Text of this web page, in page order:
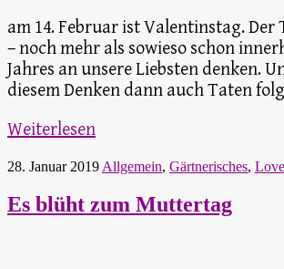
am 14. Februar ist Valentinstag. Der
– noch mehr als sowieso schon
Jahres an unsere Liebsten denken.
diesem Denken dann auch Taten
Weiterlesen
28. Januar 2019 Allgemein, Gärtnerisches,
Es blüht zum Muttertag